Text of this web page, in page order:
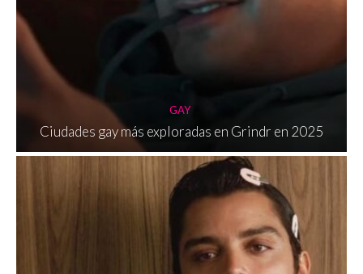
GAY
Ciudades gay más exploradas en Grindr en 2025